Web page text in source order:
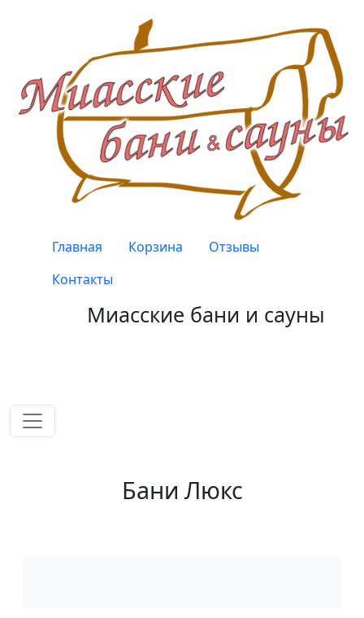
Верхнее меню
Главная Корзина
Отзывы
Контакты
Миасские бани и сауны
Бани Люкс